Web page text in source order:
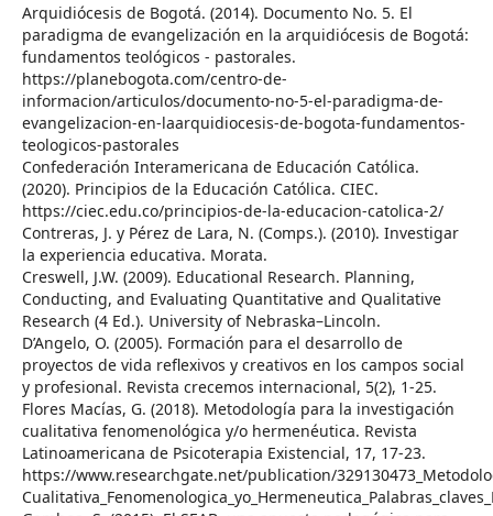
Arquidiócesis de Bogotá. (2014). Documento No. 5. El
paradigma de evangelización en la arquidiócesis de Bogotá:
fundamentos teológicos - pastorales.
https://planebogota.com/centro-de-
informacion/articulos/documento-no-5-el-paradigma-de-
evangelizacion-en-laarquidiocesis-de-bogota-fundamentos-
teologicos-pastorales
Confederación Interamericana de Educación Católica.
(2020). Principios de la Educación Católica. CIEC.
https://ciec.edu.co/principios-de-la-educacion-catolica-2/
Contreras, J. y Pérez de Lara, N. (Comps.). (2010). Investigar
la experiencia educativa. Morata.
Creswell, J.W. (2009). Educational Research. Planning,
Conducting, and Evaluating Quantitative and Qualitative
Research (4 Ed.). University of Nebraska–Lincoln.
D’Angelo, O. (2005). Formación para el desarrollo de
proyectos de vida reflexivos y creativos en los campos social
y profesional. Revista crecemos internacional, 5(2), 1-25.
Flores Macías, G. (2018). Metodología para la investigación
cualitativa fenomenológica y/o hermenéutica. Revista
Latinoamericana de Psicoterapia Existencial, 17, 17-23.
https://www.researchgate.net/publication/